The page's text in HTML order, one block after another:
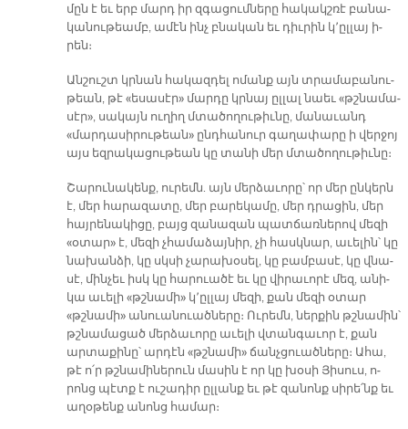
մըն է եւ երբ մարդ իր զգա­ցում­նե­րը հա­կակշ­ռէ բա­նա­
կա­նու­թեամբ, ա­մէն ինչ բնա­կան եւ դիւ­րին կ՚ըլ­լայ ի­
րեն։
Ան­շուշտ կրնան հա­կազ­դել ո­մանք այն տրա­մա­բա­նու­
թեան, թէ «ե­սա­սէր» մար­դը կրնայ ըլ­լալ նաեւ «թշնա­մա­
սէր», սա­կայն ու­ղիղ մտա­ծո­ղու­թիւ­նը, մա­նա­ւանդ
«մար­դա­սի­րու­թեան» ընդ­հա­նուր գա­ղա­փա­րը ի վեր­ջոյ
այս եզ­րա­կա­ցու­թեան կը տա­նի մեր մտա­ծո­ղու­թիւ­նը։
Շա­րու­նա­կենք, ու­րեմն. այն մեր­ձա­ւո­րը՝ որ մեր ըն­կերն
է, մեր հա­րա­զա­տը, մեր բա­րե­կա­մը, մեր դրա­ցին, մեր
հայ­րե­նա­կի­ցը, բայց զա­նա­զան պատ­ճառ­նե­րով մե­զի
«օ­տար» է, մե­զի չհա­մա­ձայ­նիր, չի հասկ­նար, ա­ւե­լին՝ կը
նա­խան­ձի, կը սկսի չա­րա­խօ­սել, կը բամ­բա­սէ, կը վնա­
սէ, մին­չեւ իսկ կը հա­րուա­ծէ եւ կը վի­րա­ւո­րէ մեզ, ա­նի­
կա ա­ւե­լի «թշնա­մի» կ՚ըլ­լայ մե­զի, քան մե­զի օ­տար
«թշնա­մի» ա­նուա­նուած­նե­րը։ Ու­րեմն, ներ­քին թշնա­մին՝
թշնա­մա­ցած մեր­ձա­ւո­րը ա­ւե­լի վտան­գա­ւոր է, քան
ար­տա­քի­նը՝ ար­դէն «թշնա­մի» ճանչ­ցուած­նե­րը։ Ա­հա,
թէ ո՛ր թշնա­մի­նե­րուն մա­սին է որ կը խօ­սի Յի­սուս, ո­
րոնց պէտք է ու­շա­դիր ըլ­լանք եւ թէ զա­նոնք սի­րե՛նք եւ
ա­ղօ­թենք ա­նոնց հա­մար։